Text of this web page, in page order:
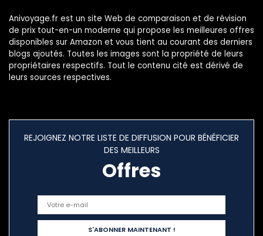
Anivoyage.fr est un site Web de comparaison et de révision
de prix tout-en-un moderne qui propose les meilleures offres
disponibles sur Amazon et vous tient au courant des derniers
blogs ajoutés. Toutes les images sont la propriété de leurs
propriétaires respectifs. Tout le contenu cité est dérivé de
leurs sources respectives.
REJOIGNEZ NOTRE LISTE DE DIFFUSION POUR BÉNÉFICIER
DES MEILLEURS
Offres